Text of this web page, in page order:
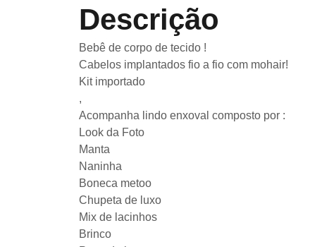
Descrição
Bebê de corpo de tecido !
Cabelos implantados fio a fio com mohair!
Kit importado
,
Acompanha lindo enxoval composto por :
Look da Foto
Manta
Naninha
Boneca metoo
Chupeta de luxo
Mix de lacinhos
Brinco